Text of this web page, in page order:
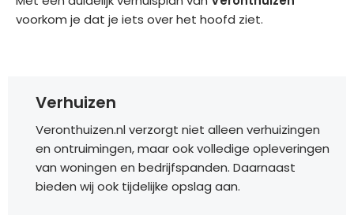
voorkom je dat je iets over het hoofd ziet.
Verhuizen
Veronthuizen.nl verzorgt niet alleen verhuizingen
en ontruimingen, maar ook volledige opleveringen
van woningen en bedrijfspanden. Daarnaast
bieden wij ook tijdelijke opslag aan.